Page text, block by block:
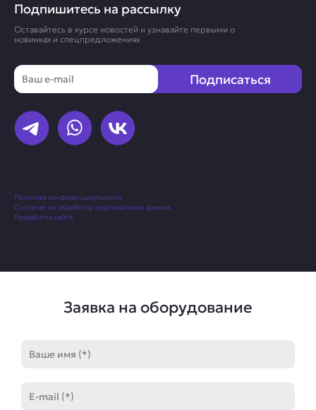
Подпишитесь на рассылку
Оставайтесь в курсе новостей и узнавайте первыми о
новинках и спецпредложениях
Email
Подписаться
Политика конфиденциальности
Согласие на обработку персональных данных
Разработка сайта
Заявка на оборудование
mail